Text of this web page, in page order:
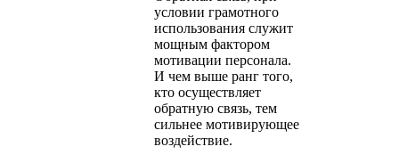
условии грамотного
использования служит
мощным фактором
мотивации персонала.
И чем выше ранг того,
кто осуществляет
обратную связь, тем
сильнее мотивирующее
воздействие.